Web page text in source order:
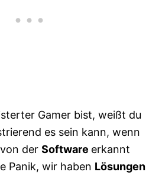
Gamer bist, weißt du
es sein kann, wenn
der Software erkannt
Panik, wir haben Lösungen